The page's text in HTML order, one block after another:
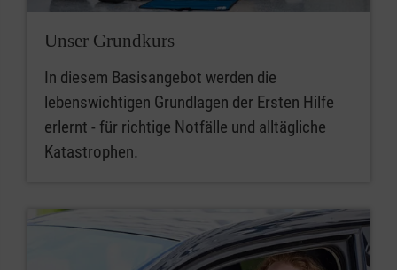
Unser Grundkurs
In diesem Basisangebot werden die
lebenswichtigen Grundlagen der Ersten Hilfe
erlernt - für richtige Notfälle und alltägliche
Katastrophen.